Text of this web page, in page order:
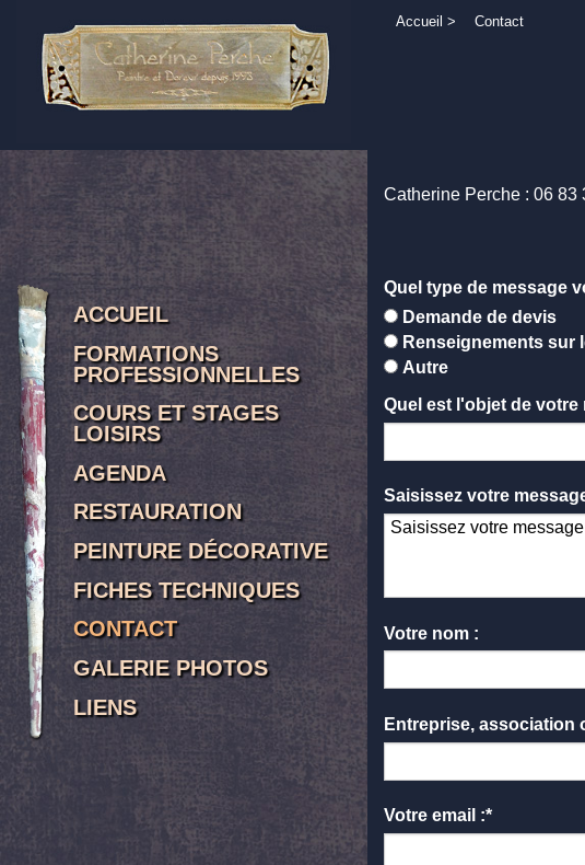
Accueil > Contact
ACCUEIL
FORMATIONS
PROFESSIONNELLES
COURS ET STAGES
LOISIRS
AGENDA
RESTAURATION
PEINTURE DÉCORATIVE
FICHES TECHNIQUES
CONTACT
GALERIE PHOTOS
LIENS
Catherine Perche : 06 83
Quel type de message
Demande de devis
Renseignements sur
Autre
Quel est l'objet de votre
Saisissez votre
Votre nom :
Entreprise, association
Votre email :*